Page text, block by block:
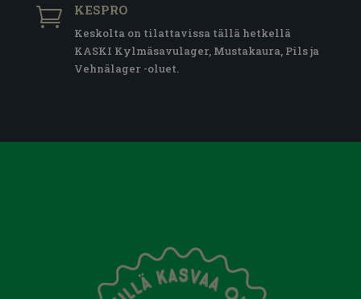
 KESPRO
Keskolta on tilattavissa tällä hetkellä
KASKI Kylmäsavulager, Mustakaura, Pils ja
Vehnälager -oluet.